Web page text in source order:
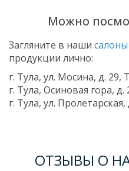
Можно
Загляните в наши салоны
продукции лично:
г. Тула, ул. Мосина, д.
г. Тула, Осиновая гора,
г. Тула, ул. Пролетарская,
ОТЗЫВЫ О